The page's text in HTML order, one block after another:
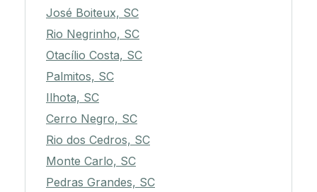
José Boiteux, SC
Rio Negrinho, SC
Otacílio Costa, SC
Palmitos, SC
Ilhota, SC
Cerro Negro, SC
Rio dos Cedros, SC
Monte Carlo, SC
Pedras Grandes, SC